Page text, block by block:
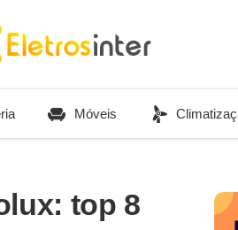
Móveis
top 8